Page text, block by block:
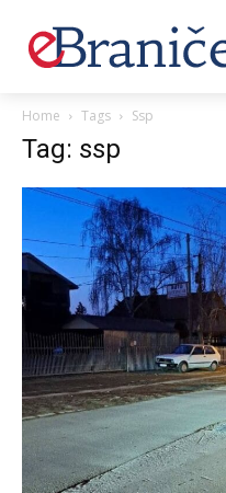
Home Tags Ssp
Tag: ssp